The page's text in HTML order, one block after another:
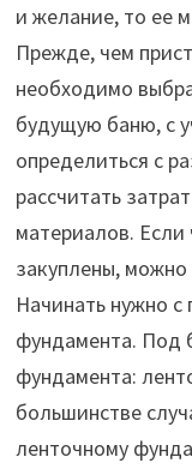
и желание, то ее
Прежде, чем
необходимо
будущую баню, с
определиться с
рассчитать
материалов.
закуплены, можно
Начинать нужно с
фундамента. Под
фундамента:
большинстве
ленточному